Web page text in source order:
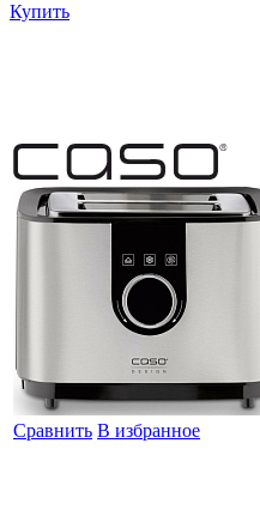
Купить
Сравнить В избранное